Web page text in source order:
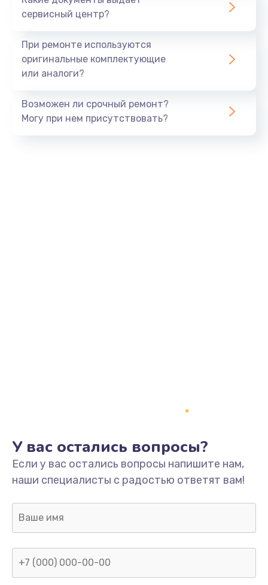
сервисный центр?
При ремонте используются
оригинальные комплектующие
или аналоги?
Возможен ли срочный ремонт?
Могу при нем присутствовать?
У вас остались вопросы?
Если у вас остались вопросы напишите нам,
наши специалисты с радостью ответят вам!